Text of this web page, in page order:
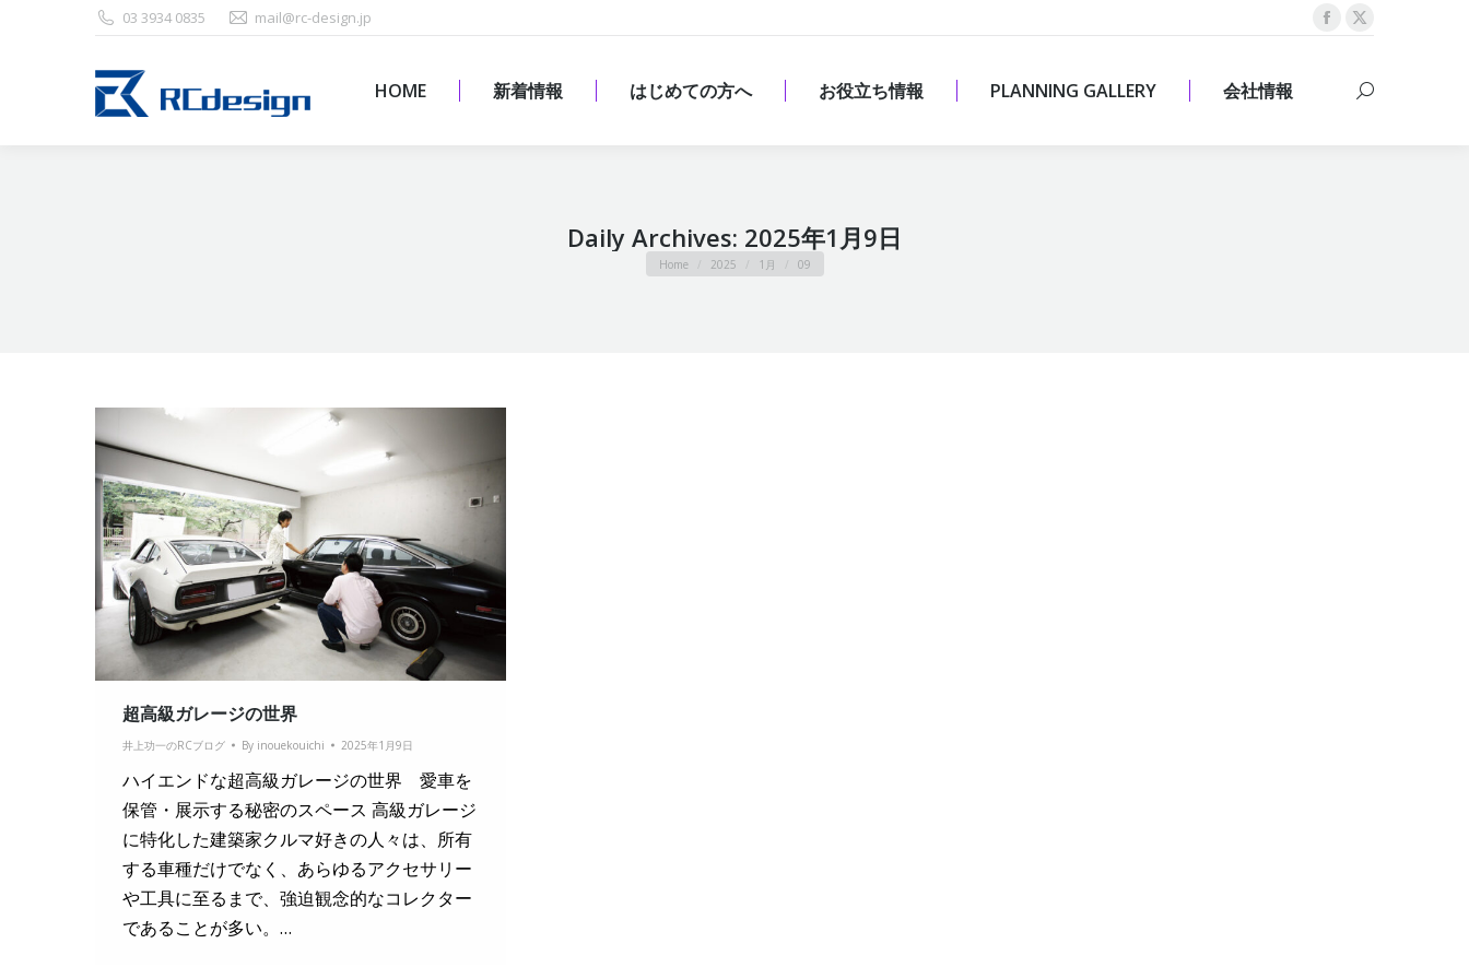
03 3934 0835 mail@rc-design.jp
Facebook
opens
X
opens
HOME 新着情報 はじめての方へ お役立ち情報 PLANNING GALLERY 会社情報 Search:
Daily Archives: 2025年1月9日
You are here:
Home 2025 1月 09
超高級ガレージの世界
井上功一のRCブログ By inouekouichi 2025年1月9日
ハイエンドな超高級ガレージの世界 愛車を
保管・展示する秘密のスペース 高級ガレージ
に特化した建築家クルマ好きの人々は、所有
する車種だけでなく、あらゆるアクセサリー
や工具に至るまで、強迫観念的なコレクター
であることが多い。…
HOME 新着情報 はじめての方へ お役立ち情報 PLANNING GALLERY 会社情報 Search: